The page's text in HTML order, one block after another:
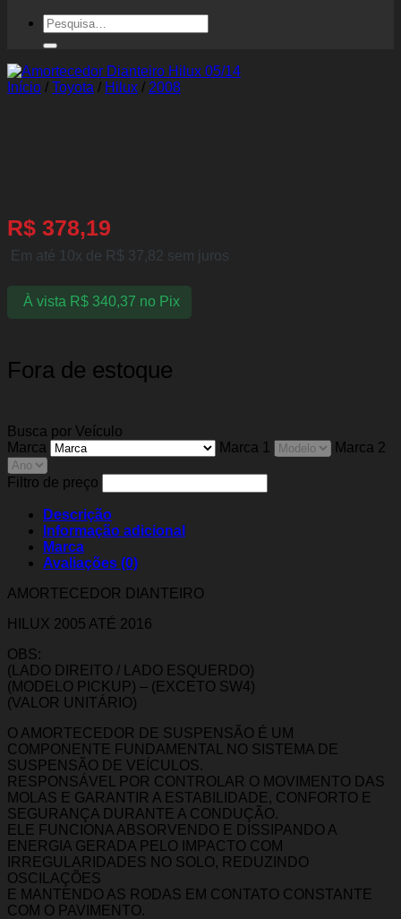
Pesquisar
por:
Início / Toyota / Hilux / 2008
R$ 378,19
Em até 10x de R$ 37,82 sem juros
À vista R$340,37 no Pix
Fora de estoque
Busca por Veículo
Marca
Marca 1 Marca 2
Filtro de preço
Descrição
Informação adicional
Marca
Avaliações (0)
AMORTECEDOR DIANTEIRO
HILUX 2005 ATÉ 2016
OBS:
(LADO DIREITO / LADO ESQUERDO)
(MODELO PICKUP) – (EXCETO SW4)
(VALOR UNITÁRIO)
O AMORTECEDOR DE SUSPENSÃO É UM
COMPONENTE FUNDAMENTAL NO SISTEMA DE
SUSPENSÃO DE VEÍCULOS.
RESPONSÁVEL POR CONTROLAR O MOVIMENTO DAS
MOLAS E GARANTIR A ESTABILIDADE, CONFORTO E
SEGURANÇA DURANTE A CONDUÇÃO.
ELE FUNCIONA ABSORVENDO E DISSIPANDO A
ENERGIA GERADA PELO IMPACTO COM
IRREGULARIDADES NO SOLO, REDUZINDO
OSCILAÇÕES
E MANTENDO AS RODAS EM CONTATO CONSTANTE
COM O PAVIMENTO.